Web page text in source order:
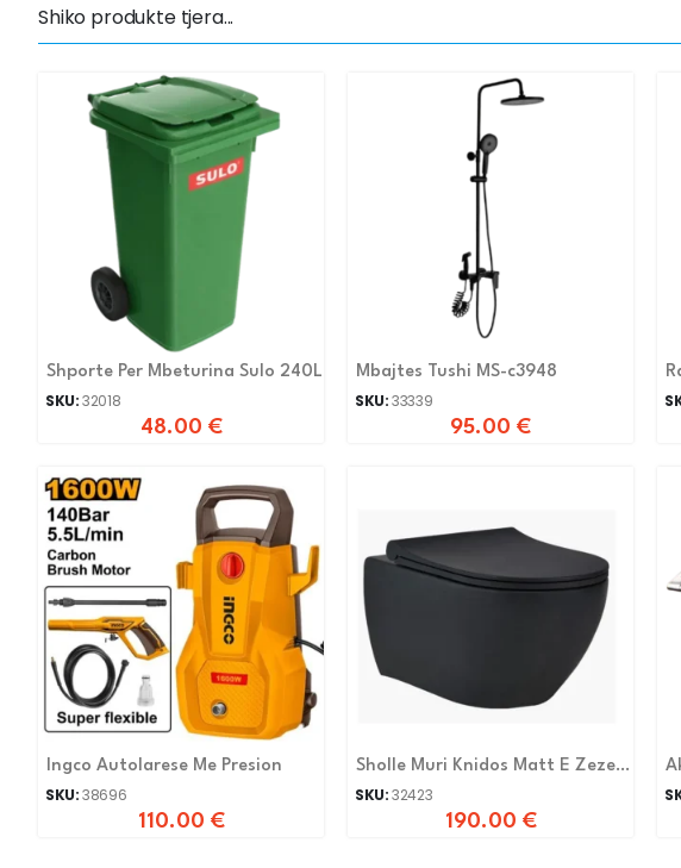
Shiko produkte tjera...
Shporte Per Mbeturina Sulo 240L
SKU:32018
48.00 €
Mbajtes Tushi MS-c3948
SKU:33339
95.00 €
Ingco Autolarese Me Presion
SKU:38696
110.00 €
Sholle Muri Knidos Matt E Zeze-
Ege
SKU:32423
190.00 €